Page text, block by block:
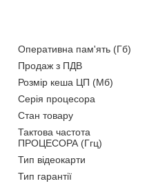
Оперативна пам'ять (Гб)
Продаж з ПДВ
Розмір кеша ЦП (Мб)
Серія процесора
Стан товару
Тактова частота
ПРОЦЕСОРА (Ггц)
Тип відеокарти
Тип гарантії